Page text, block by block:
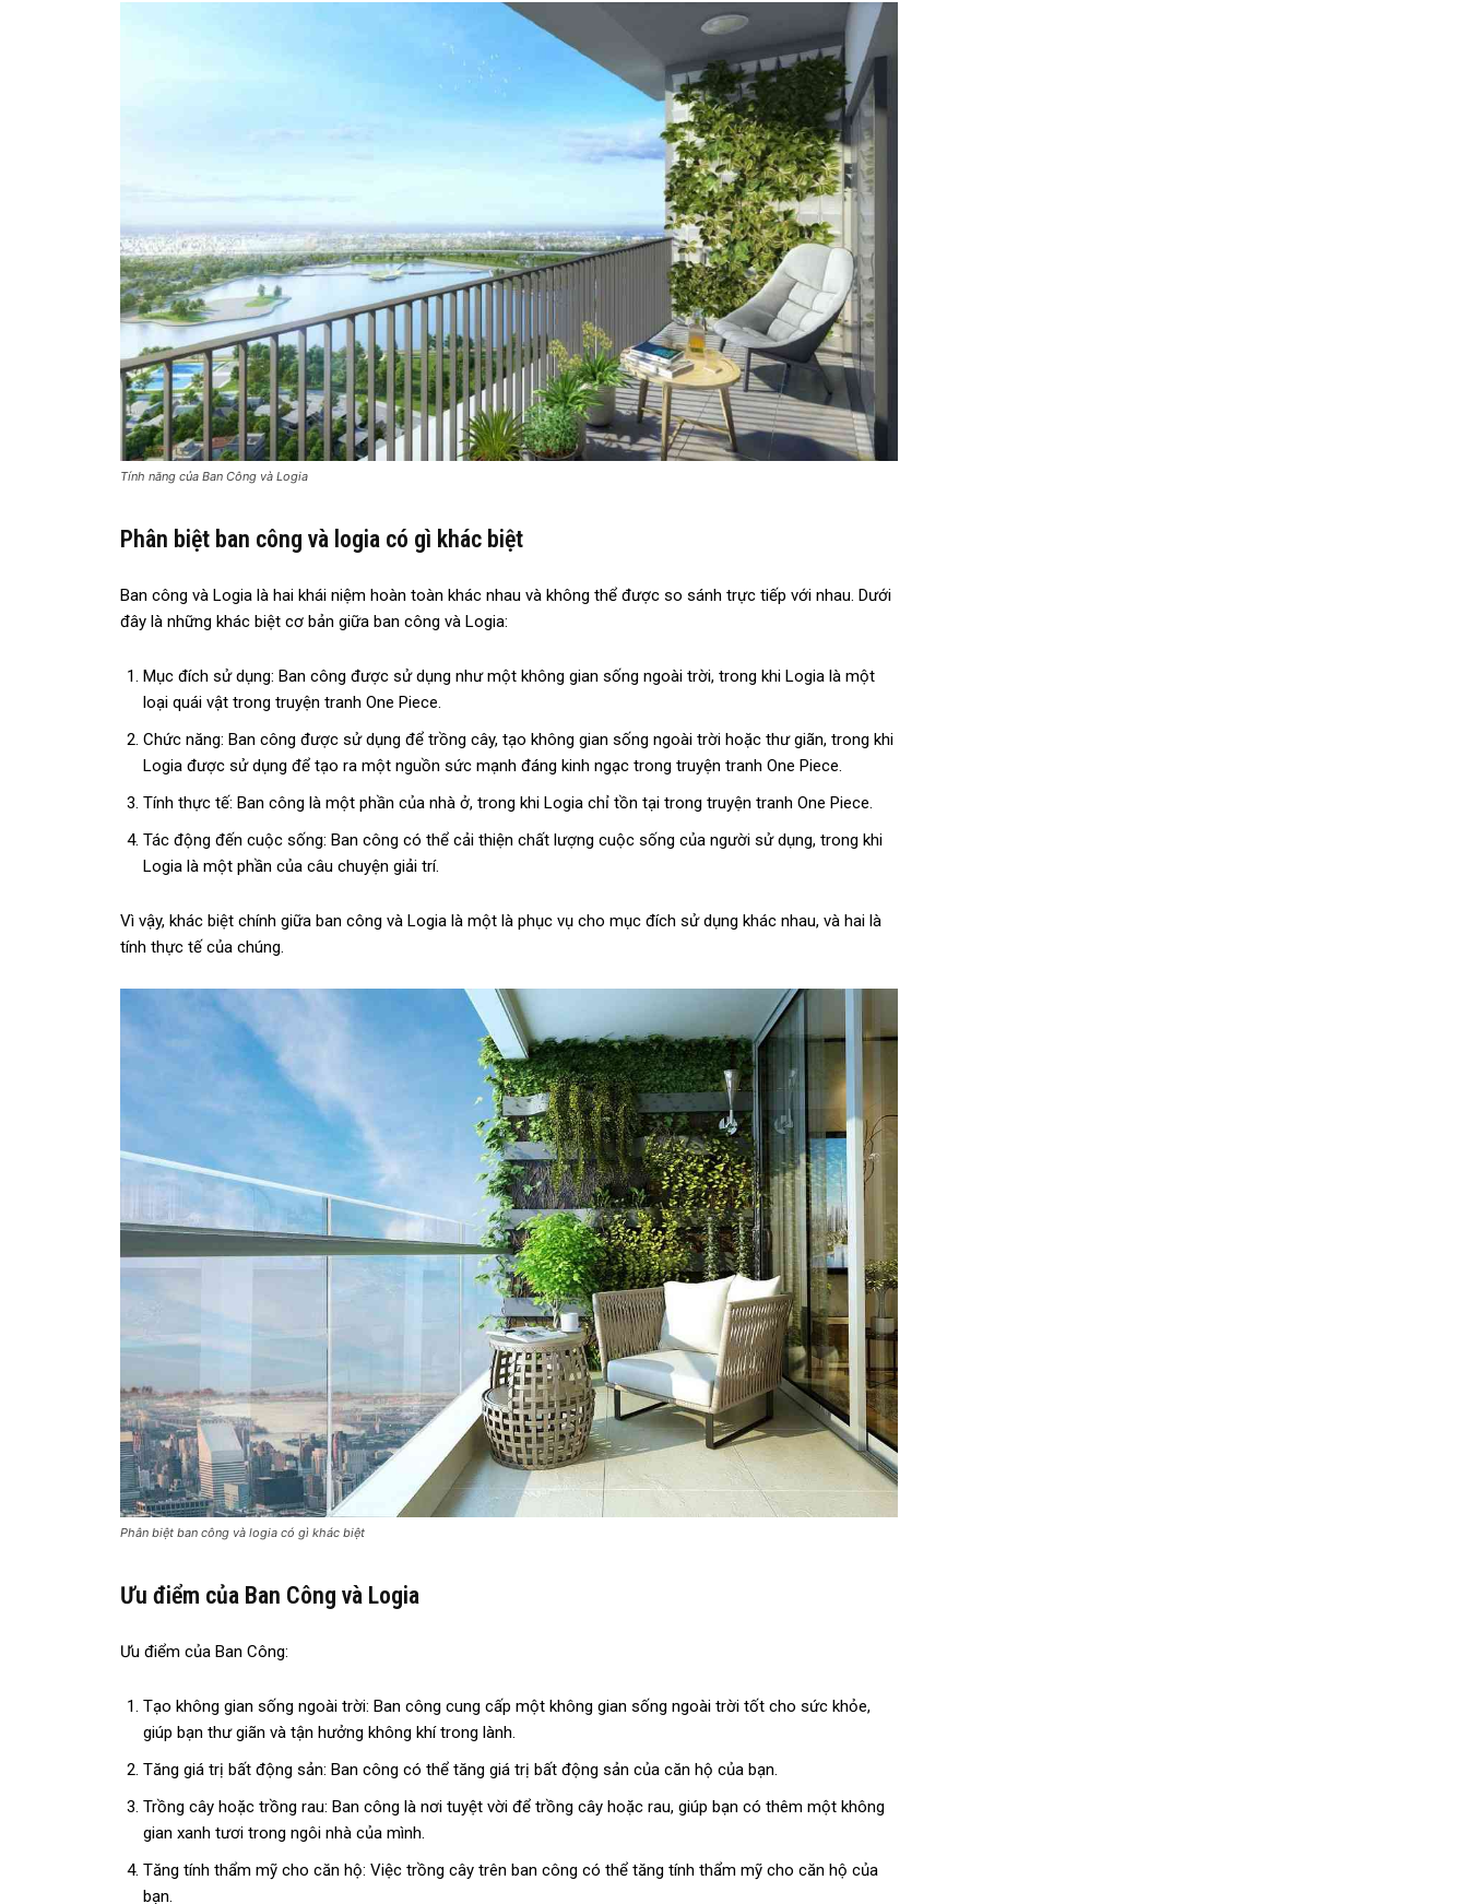
Tính năng của Ban Công và Logia
Phân biệt ban công và logia có gì khác biệt
Ban công và Logia là hai khái niệm hoàn toàn khác nhau và không thể được so sánh trực tiếp với nhau. Dưới
đây là những khác biệt cơ bản giữa ban công và Logia:
Mục đích sử dụng: Ban công được sử dụng như một không gian sống ngoài trời, trong khi Logia là một
loại quái vật trong truyện tranh One Piece.
Chức năng: Ban công được sử dụng để trồng cây, tạo không gian sống ngoài trời hoặc thư giãn, trong khi
Logia được sử dụng để tạo ra một nguồn sức mạnh đáng kinh ngạc trong truyện tranh One Piece.
Tính thực tế: Ban công là một phần của nhà ở, trong khi Logia chỉ tồn tại trong truyện tranh One Piece.
Tác động đến cuộc sống: Ban công có thể cải thiện chất lượng cuộc sống của người sử dụng, trong khi
Logia là một phần của câu chuyện giải trí.
Vì vậy, khác biệt chính giữa ban công và Logia là một là phục vụ cho mục đích sử dụng khác nhau, và hai là
tính thực tế của chúng.
Phân biệt ban công và logia có gì khác biệt
Ưu điểm của Ban Công và Logia
Ưu điểm của Ban Công:
Tạo không gian sống ngoài trời: Ban công cung cấp một không gian sống ngoài trời tốt cho sức khỏe,
giúp bạn thư giãn và tận hưởng không khí trong lành.
Tăng giá trị bất động sản: Ban công có thể tăng giá trị bất động sản của căn hộ của bạn.
Trồng cây hoặc trồng rau: Ban công là nơi tuyệt vời để trồng cây hoặc rau, giúp bạn có thêm một không
gian xanh tươi trong ngôi nhà của mình.
Tăng tính thẩm mỹ cho căn hộ: Việc trồng cây trên ban công có thể tăng tính thẩm mỹ cho căn hộ của
bạn.